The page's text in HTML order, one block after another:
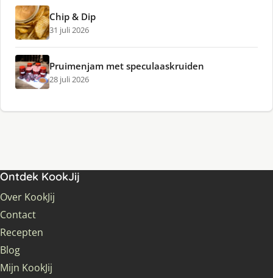
Chip & Dip
31 juli 2026
Pruimenjam met speculaaskruiden
28 juli 2026
Ontdek KookJij
Over KookJij
Contact
Recepten
Blog
Mijn KookJij